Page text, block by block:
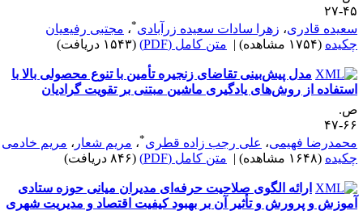
۲۷
قادری ،زهرا سادات سعیده زرآبادی ،مجتبی رفیعیان
(۱۷۵۴ مشاهده) | متن کامل (PDF) (۱۵۴۳ دریافت)
مدل پیش‌بینی تقاضای زنجیره تأمین با تنوع محصولی بالا با
از روش‌های یادگیری ماشین مبتنی بر تقویت گرادیان
۴۷
فهیمی، علی رجب زاده قطری ،مریم شعار، مریم خادمی
(۱۶۴۸ مشاهده) | متن کامل (PDF) (۸۴۶ دریافت)
ارائه الگوی صلاحیت حرفه‌ای مدیران میانی حوزه ستادی
و پرورش و تأثیر آن بر بهبود کیفیت اقتصاد و مدیریت شهری